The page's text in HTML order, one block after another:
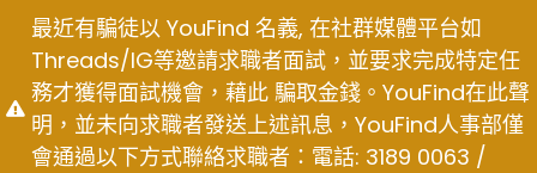
content
最近有騙徒以 YouFind 名義, 在社群媒體平台如
Threads/IG等邀請求職者面試，並要求完成特定任
務才獲得面試機會，藉此 騙取金錢。YouFind在此聲
明，並未向求職者發送上述訊息，YouFind人事部僅
會通過以下方式聯絡求職者：電話: 3189 0063 /